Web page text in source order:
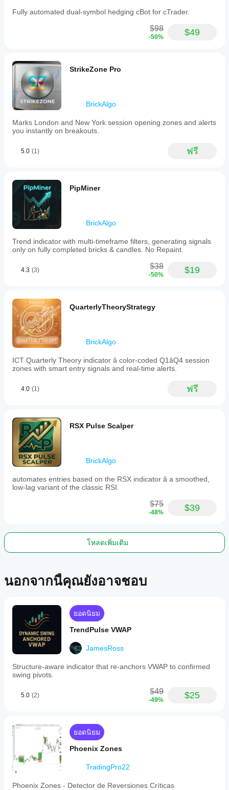
Fully automated dual-symbol hedging cBot for cTrader.
$98
-50% $49
StrikeZone Pro
BrickAlgo
Marks London and New York session opening zones and alerts
you instantly on breakouts.
5.0 (1) ฟรี
PipMiner
BrickAlgo
Trend indicator with multi-timeframe filters, generating signals
only on fully completed bricks & candles. No Repaint.
4.3 (3) $38
-50% $19
QuarterlyTheoryStrategy
BrickAlgo
ICT Quarterly Theory indicator â color-coded Q1âQ4 session
zones with smart entry signals and real-time alerts.
4.0 (1) ฟรี
RSX Pulse Scalper
BrickAlgo
automates entries based on the RSX indicator â a smoothed,
low-lag variant of the classic RSI.
$75
-48% $39
โหลดเพิ่มเติม
นอกจากนี้คุณยังอาจชอบ
ยอดนิยม
TrendPulse VWAP
JamesRoss
Structure-aware indicator that re-anchors VWAP to confirmed
swing pivots.
5.0 (2) $49
-49% $25
ยอดนิยม
Phoenix Zones
TradingPro22
Phoenix Zones - Detector de Reversiones Críticas